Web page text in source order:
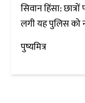
सिवान हिंसा:
लगी यह पुलिस को
पुष्यमित्र